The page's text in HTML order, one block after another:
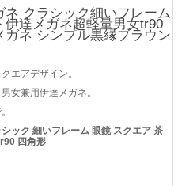
クラシック細いフレーム
伊達メガネ超軽量男女tr90
ネ シンプル黒縁ブラウン
エアデザイン。
女兼用伊達メガネ。
ック 細いフレーム 眼鏡 スクエア 茶
四角形